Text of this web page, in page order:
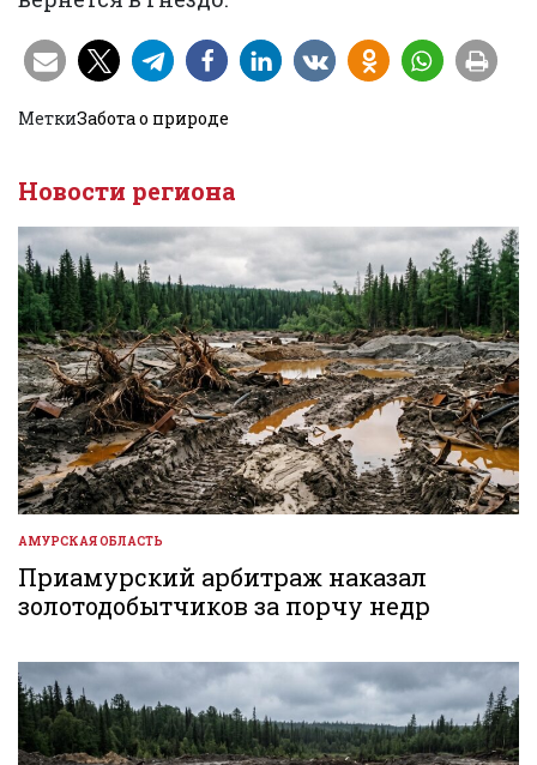
МеткиЗабота о природе
Новости региона
ОПУБЛИКОВАНО
В
АМУРСКАЯ ОБЛАСТЬ
Приамурский арбитраж наказал
золотодобытчиков за порчу недр